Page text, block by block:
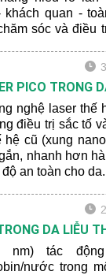
khách quan -
sóc và điều
PICO TRONG
nghệ laser
điều trị sắc tố
cũ (xung
nhanh hơn
an toàn cho da.
DA LIỄU
nm) tác
nước trong